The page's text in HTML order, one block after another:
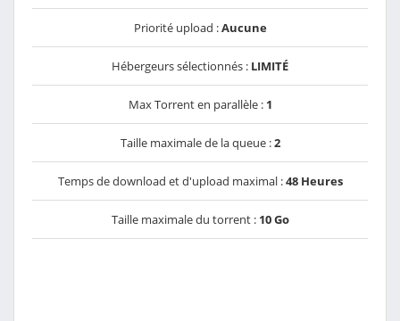
Priorité upload :Aucune
Hébergeurs sélectionnés : LIMITÉ
Max Torrent en parallèle : 1
Taille maximale de la queue :2
Temps de download et d'upload maximal :48 Heures
Taille maximale du torrent : 10 Go